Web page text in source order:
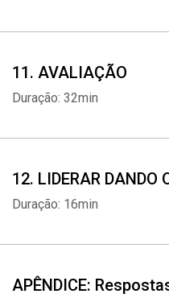
11. AVALIAÇÃO
Duração: 32min
12. LIDERAR DANDO
Duração: 16min
APÊNDICE: